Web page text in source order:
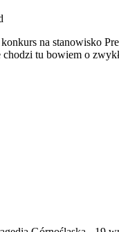
konkurs na stanowisko
tu bowiem o